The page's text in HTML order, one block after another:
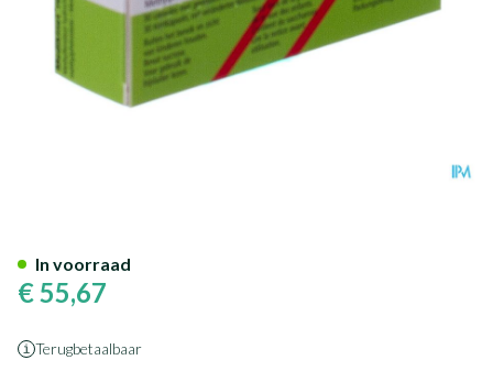
€ 55,67
Terugbetaalbaar
In voorraad